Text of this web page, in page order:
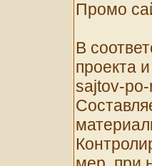
Промо
В
проекта
sajtov-